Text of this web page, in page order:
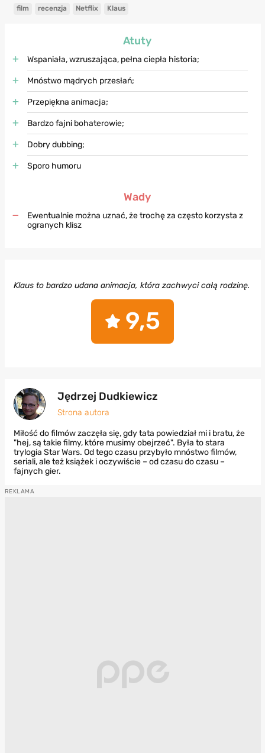
film
recenzja Netflix Klaus
Atuty
Wspaniała, wzruszająca, pełna ciepła historia;
Mnóstwo mądrych przesłań;
Przepiękna animacja;
Bardzo fajni bohaterowie;
Dobry dubbing;
Sporo humoru
Wady
Ewentualnie można uznać, że trochę za często korzysta z
ogranych klisz
Klaus to bardzo udana animacja, która zachwyci całą rodzinę.
9,5
Jędrzej Dudkiewicz
Strona autora
Miłość do filmów zaczęła się, gdy tata powiedział mi i bratu, że
"hej, są takie filmy, które musimy obejrzeć". Była to stara
trylogia Star Wars. Od tego czasu przybyło mnóstwo filmów,
seriali, ale też książek i oczywiście – od czasu do czasu –
fajnych gier.